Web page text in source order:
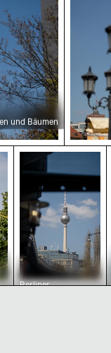
und Bäumen
im
vor
Berliner
Berliner